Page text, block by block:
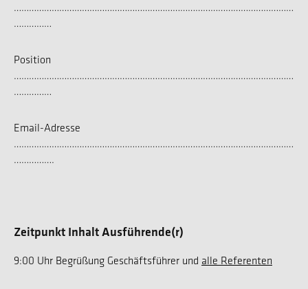
…………………………………………………………………………………………………
……………
Position
…………………………………………………………………………………………………
……………
Email-Adresse
…………………………………………………………………………………………………
…………….
Zeitpunkt Inhalt Ausführende(r)
9:00 Uhr Begrüßung Geschäftsführer und alle Referenten